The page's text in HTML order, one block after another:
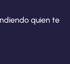
quien te